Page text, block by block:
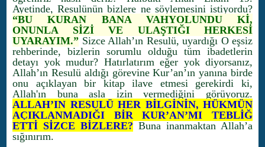
Ayetinde, Resulünün bizlere ne söylemesini istiyordu?
“BU KURAN BANA VAHYOLUNDU Kİ,
ONUNLA SİZİ VE ULAŞTIĞI HERKESİ
UYARAYIM.” Sizce Allah’ın Resulü, uyardığı O eşsiz
rehberinde, bizlerin sorumlu olduğu tüm ibadetlerin
detayı yok mudur? Hatırlatırım eğer yok diyorsanız,
Allah’ın Resulü aldığı görevine Kur’an’ın yanına birde
onu açıklayan bir kitap ilave etmesi gerekirdi ki,
Allah'ın buna asla izin vermediğini görüyoruz.
ALLAH’IN RESULÜ HER BİLGİNİN, HÜKMÜN
AÇIKLANMADIĞI BİR KUR’AN’MI TEBLİĞ
ETTİ SİZCE BİZLERE? Buna inanmaktan Allah’a
sığınırım.